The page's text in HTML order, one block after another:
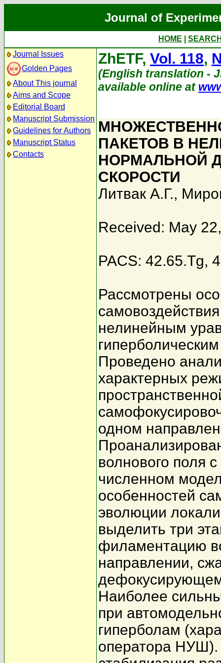
Journal of
HOME
Journal Issues
Golden Pages
About This journal
Aims and Scope
Editorial Board
Manuscript Submission
Guidelines for Authors
Manuscript Status
Contacts
ZhETF, Vol. 118,
(English translation -
available online at
ПАКЕТОВ В
НОРМАЛЬНОЙ
СКОРОСТИ
Литвак А.Г.,
Received: May
PACS: 42.65.Tg,
Рассмотрены
нелинейным
Проведено
характерных
одном
волнового поля
численном
особенностей
эволюции
выделить три
филаментацию
направлении,
Наиболее
при
гиперболам
оператора НУШ).